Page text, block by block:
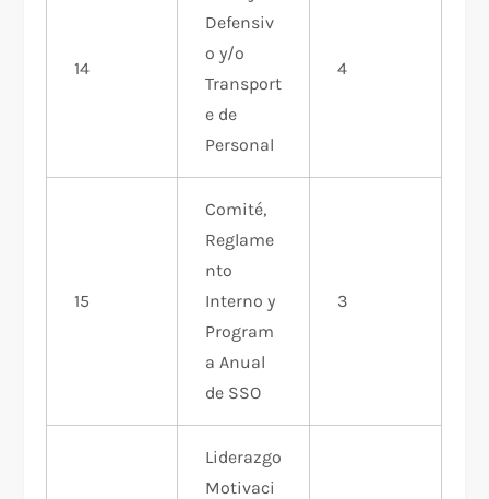
14
Defensiv
o y/o
Transport
e de
Personal
4
15
Comité,
Reglame
nto
Interno y
Program
a Anual
de SSO
3
Liderazgo
Motivaci